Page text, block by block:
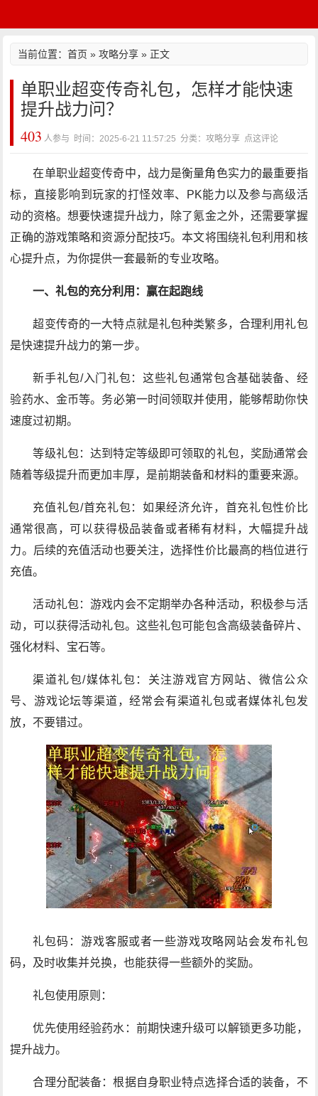
当前位置：首页 »攻略分享 » 正文
单职业超变传奇礼包，怎样才能快速
提升战力问？
403 人参与 时间：2025-6-21 11:57:25 分类：攻略分享 点这评论
在单职业超变传奇中，战力是衡量角色实力的最重要指
标，直接影响到玩家的打怪效率、PK能力以及参与高级活
动的资格。想要快速提升战力，除了氪金之外，还需要掌握
正确的游戏策略和资源分配技巧。本文将围绕礼包利用和核
心提升点，为你提供一套最新的专业攻略。
一、礼包的充分利用：赢在起跑线
超变传奇的一大特点就是礼包种类繁多，合理利用礼包
是快速提升战力的第一步。
新手礼包/入门礼包：这些礼包通常包含基础装备、经
验药水、金币等。务必第一时间领取并使用，能够帮助你快
速度过初期。
等级礼包：达到特定等级即可领取的礼包，奖励通常会
随着等级提升而更加丰厚，是前期装备和材料的重要来源。
充值礼包/首充礼包：如果经济允许，首充礼包性价比
通常很高，可以获得极品装备或者稀有材料，大幅提升战
力。后续的充值活动也要关注，选择性价比最高的档位进行
充值。
活动礼包：游戏内会不定期举办各种活动，积极参与活
动，可以获得活动礼包。这些礼包可能包含高级装备碎片、
强化材料、宝石等。
渠道礼包/媒体礼包：关注游戏官方网站、微信公众
号、游戏论坛等渠道，经常会有渠道礼包或者媒体礼包发
放，不要错过。
礼包码：游戏客服或者一些游戏攻略网站会发布礼包
码，及时收集并兑换，也能获得一些额外的奖励。
礼包使用原则：
优先使用经验药水：前期快速升级可以解锁更多功能，
提升战力。
合理分配装备：根据自身职业特点选择合适的装备，不